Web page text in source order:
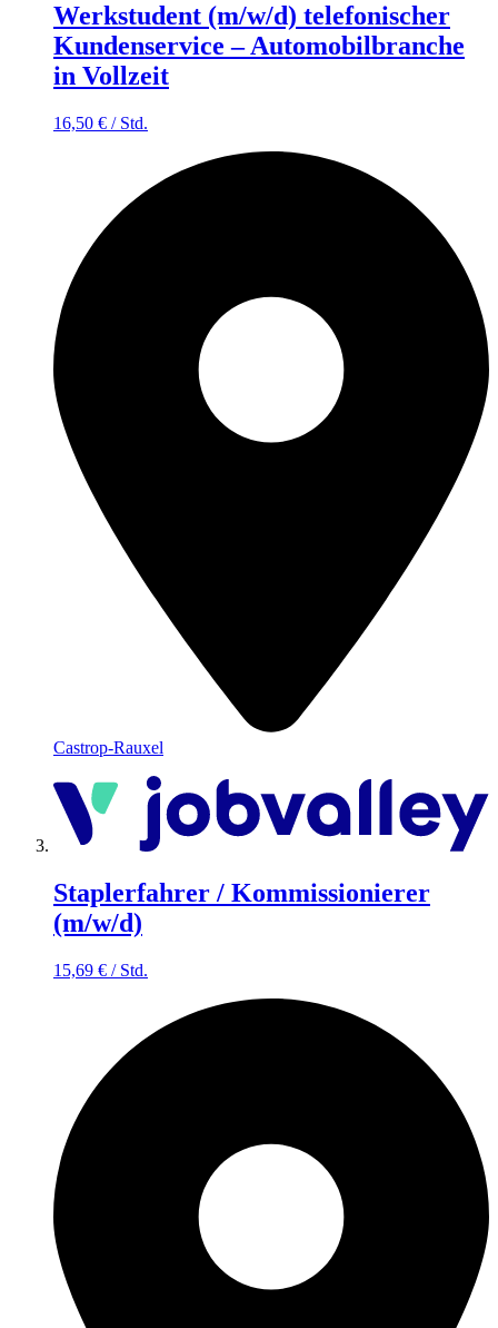
Werkstudent (m/w/d) telefonischer
Kundenservice – Automobilbranche
in Vollzeit
16,50 € / Std.
Castrop-Rauxel
Staplerfahrer / Kommissionierer
(m/w/d)
15,69 € / Std.